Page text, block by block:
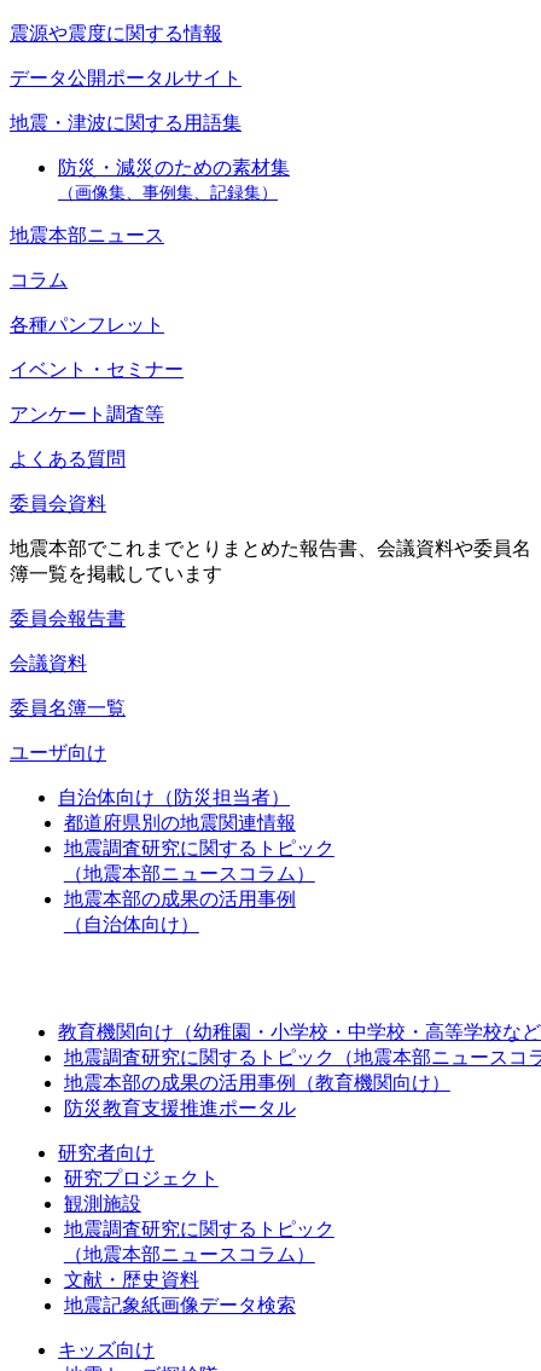
震源や震度に関する情報
データ公開ポータルサイト
地震・津波に関する用語集
防災・減災のための素材集
（画像集、事例集、記録集）
地震本部ニュース
コラム
各種パンフレット
イベント・セミナー
アンケート調査等
よくある質問
委員会資料
地震本部でこれまでとりまとめた報告書、会議資料や委員名
簿一覧を掲載しています
委員会報告書
会議資料
委員名簿一覧
ユーザ向け
自治体向け（防災担当者）
都道府県別の地震関連情報
地震調査研究に関するトピック
（地震本部ニュースコラム）
地震本部の成果の活用事例
（自治体向け）
教育機関向け（幼稚園・小学校・中学校・高等学校な
地震調査研究に関するトピック（地震本部ニュースコ
地震本部の成果の活用事例（教育機関向け）
防災教育支援推進ポータル
研究者向け
研究プロジェクト
観測施設
地震調査研究に関するトピック
（地震本部ニュースコラム）
文献・歴史資料
地震記象紙画像データ検索
キッズ向け